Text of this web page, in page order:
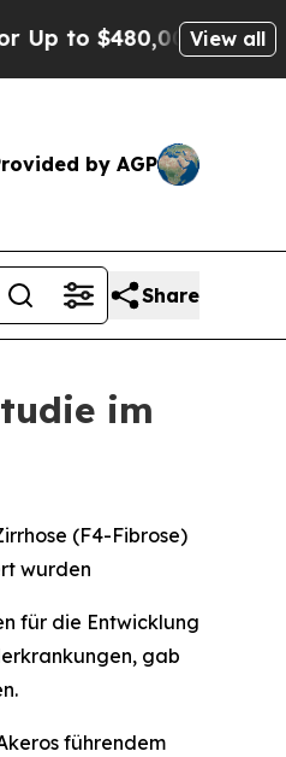
After BeingView all
by AGP
Share
im
(F4-Fibrose)
wurden
für die Entwicklung
gab
führendem